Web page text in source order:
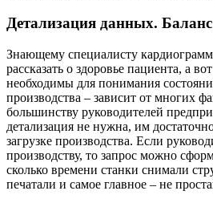
Детализация данных.
Знающему специалисту
рассказать о здоровье пациента, а
необходимы для понимания
производства – зависит от многих
большинству руководителей
детализация не нужна, им
загрузке производства. Если
производству, то запрос можно
сколько времени станки снимали
печатали и самое главное – не